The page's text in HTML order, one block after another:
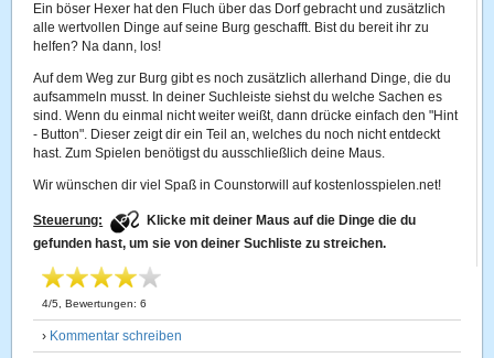
Ein böser Hexer hat den Fluch über das Dorf gebracht und zusätzlich
alle wertvollen Dinge auf seine Burg geschafft. Bist du bereit ihr zu
helfen? Na dann, los!
Auf dem Weg zur Burg gibt es noch zusätzlich allerhand Dinge, die du
aufsammeln musst. In deiner Suchleiste siehst du welche Sachen es
sind. Wenn du einmal nicht weiter weißt, dann drücke einfach den "Hint
- Button". Dieser zeigt dir ein Teil an, welches du noch nicht entdeckt
hast. Zum Spielen benötigst du ausschließlich deine Maus.
Wir wünschen dir viel Spaß in Counstorwill auf kostenlosspielen.net!
Steuerung:
Klicke mit deiner Maus auf die Dinge die du
gefunden hast, um sie von deiner Suchliste zu streichen.
4/5 , Bewertungen:6
› Kommentar schreiben